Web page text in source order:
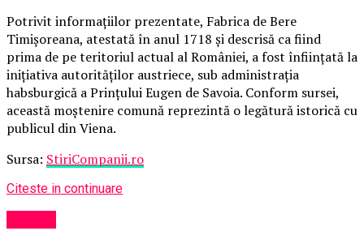
Potrivit informațiilor prezentate, Fabrica de Bere
Timișoreana, atestată în anul 1718 și descrisă ca fiind
prima de pe teritoriul actual al României, a fost înființată la
inițiativa autorităților austriece, sub administrația
habsburgică a Prințului Eugen de Savoia. Conform sursei,
această moștenire comună reprezintă o legătură istorică cu
publicul din Viena.
Sursa: StiriCompanii.ro
Citeste in continuare